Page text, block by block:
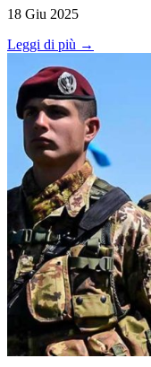
18 Giu 2025
Leggi di più →